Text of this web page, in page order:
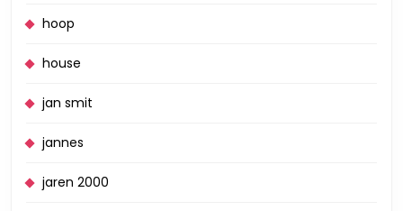
hoop
house
jan smit
jannes
jaren 2000